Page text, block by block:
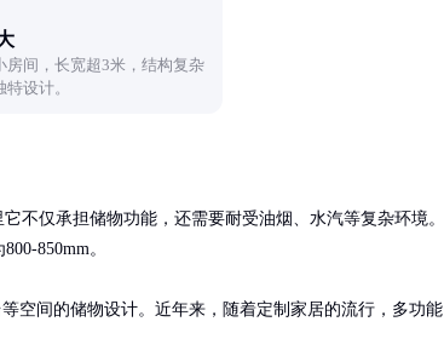
间，长宽超3米，结构复杂
设计。
不仅承担储物功能，还需要耐受油烟、水汽等复杂环境。
850mm。
空间的储物设计。近年来，随着定制家居的流行，多功能